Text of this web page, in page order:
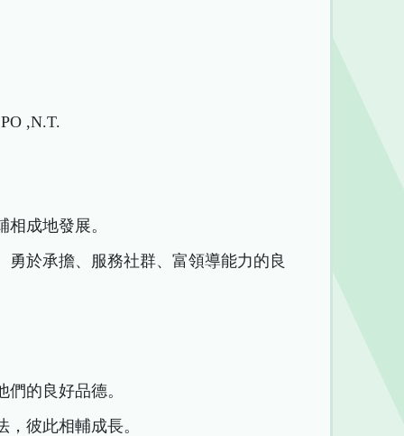
,N.T.
成地發展。
於承擔、服務社群、富領導能力的良
的良好品德。
彼此相輔成長。